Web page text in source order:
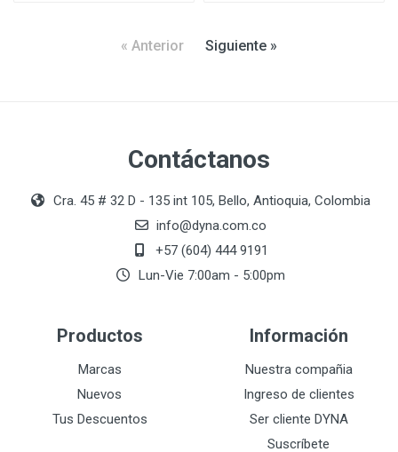
« Anterior Siguiente »
Contáctanos
Cra. 45 # 32 D - 135 int 105, Bello, Antioquia, Colombia
info@dyna.com.co
+57 (604) 444 9191
Lun-Vie 7:00am - 5:00pm
Productos
Marcas
Nuevos
Tus Descuentos
Información
Nuestra compañia
Ingreso de clientes
Ser cliente DYNA
Suscríbete